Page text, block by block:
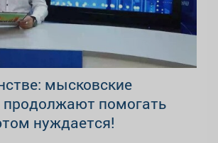
мысковские
помогать
нуждается!